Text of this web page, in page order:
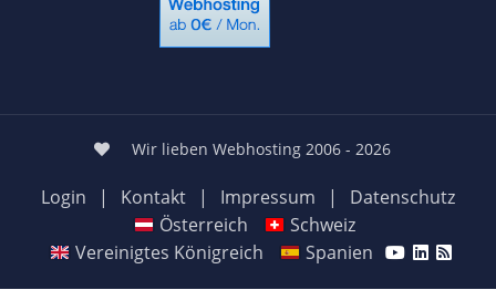
Wir lieben Webhosting 2006 - 2026
Login | Kontakt | Impressum |
Datenschutz
Österreich
Schweiz
Vereinigtes Königreich
Spanien